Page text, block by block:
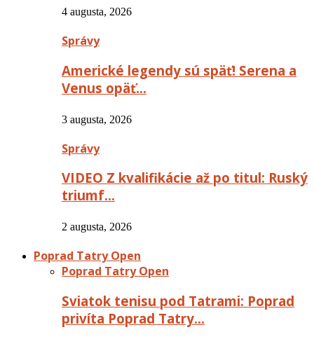
4 augusta, 2026
Správy
Americké legendy sú späť! Serena a
Venus opäť…
3 augusta, 2026
Správy
VIDEO Z kvalifikácie až po titul: Ruský
triumf…
2 augusta, 2026
Poprad Tatry Open
Poprad Tatry Open
Sviatok tenisu pod Tatrami: Poprad
privíta Poprad Tatry…